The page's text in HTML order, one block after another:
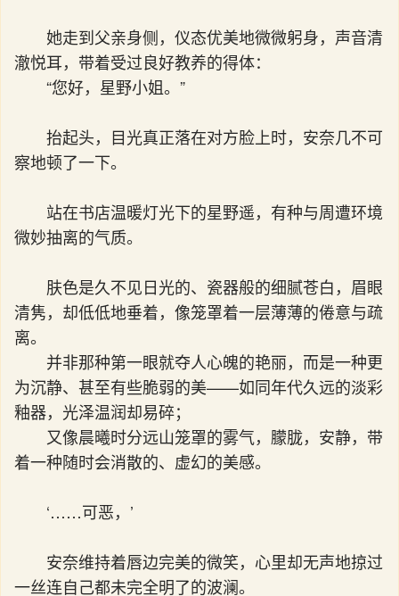
她走到父亲身侧，仪态优美地微微躬身，声音清
澈悦耳，带着受过良好教养的得体：
“您好，星野小姐。”
抬起头，目光真正落在对方脸上时，安奈几不可
察地顿了一下。
站在书店温暖灯光下的星野遥，有种与周遭环境
微妙抽离的气质。
肤色是久不见日光的、瓷器般的细腻苍白，眉眼
清隽，却低低地垂着，像笼罩着一层薄薄的倦意与疏
离。
并非那种第一眼就夺人心魄的艳丽，而是一种更
为沉静、甚至有些脆弱的美——如同年代久远的淡彩
釉器，光泽温润却易碎；
又像晨曦时分远山笼罩的雾气，朦胧，安静，带
着一种随时会消散的、虚幻的美感。
‘……可恶，’
安奈维持着唇边完美的微笑，心里却无声地掠过
一丝连自己都未完全明了的波澜。